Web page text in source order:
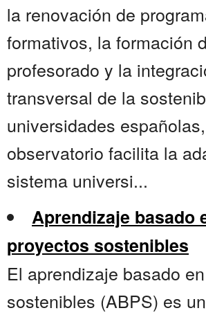
la renovación de
formativos, la formación
profesorado y la
transversal de la
universidades
observatorio facilita la
sistema universi...
Aprendizaje basado
proyectos sostenibles
El aprendizaje basado
sostenibles (ABPS) es